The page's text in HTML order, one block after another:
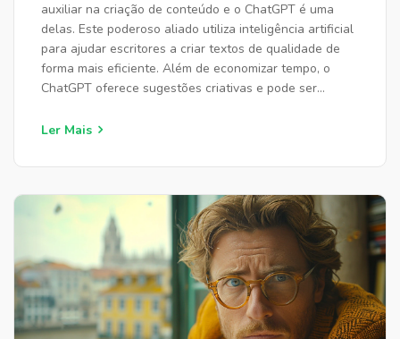
auxiliar na criação de conteúdo e o ChatGPT é uma
delas. Este poderoso aliado utiliza inteligência artificial
para ajudar escritores a criar textos de qualidade de
forma mais eficiente. Além de economizar tempo, o
ChatGPT oferece sugestões criativas e pode ser
específicas do usuário. Conheça dicas práticas para
Ler Mais